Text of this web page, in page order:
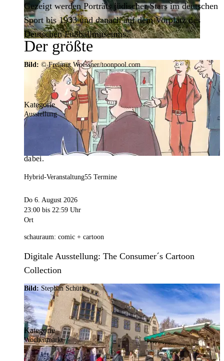
Der größte
Veranstaltungskalender der
Region
Mit weit über 4.000 Terminen ist der
Veranstaltungskalender der Stadt Dortmund der
umfangreichste der Region. Hier ist für alle was
dabei.
Gezeigt werden Porträts jüdischer Stars im deutschen
Sport bis 1933 und danach auf dem Vorplatz des
Deutschen Fußballmuseums.
Bild: © Freimut Woessner/toonpool.com
Kategorie
Ausstellung
Hybrid-Veranstaltung55 Termine
Do 6. August 2026
23:00 bis 22:59 Uhr
Ort
schauraum: comic + cartoon
Digitale Ausstellung: The Consumer´s Cartoon
Collection
Bild: Stephan Schütze
Kategorie
Wochenmarkt